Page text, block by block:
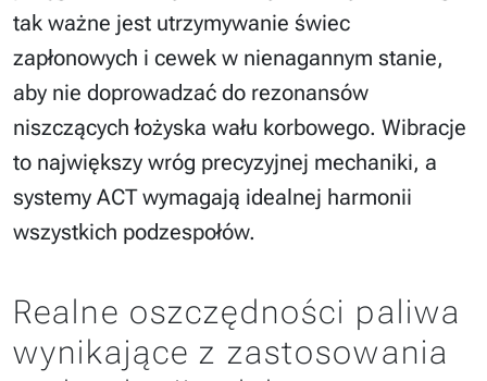
tak ważne jest utrzymywanie świec
zapłonowych i cewek w nienagannym stanie,
aby nie doprowadzać do rezonansów
niszczących łożyska wału korbowego. Wibracje
to największy wróg precyzyjnej mechaniki, a
systemy ACT wymagają idealnej harmonii
wszystkich podzespołów.
Realne oszczędności paliwa
wynikające z zastosowania